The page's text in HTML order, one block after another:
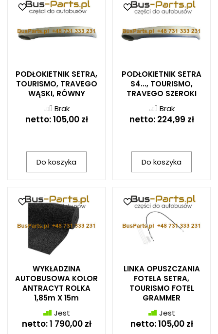
PODŁOKIETNIK SETRA,
TOURISMO, TRAVEGO
WĄSKI, RÓWNY
Brak
netto:105,00 zł
Do koszyka
PODŁOKIETNIK SETRA
S4..., TOURISMO,
TRAVEGO SZEROKI
Brak
netto: 224,99 zł
Do koszyka
WYKŁADZINA
AUTOBUSOWA KOLOR
ANTRACYT ROLKA
1,85m X 15m
Jest
netto:1 790,00 zł
LINKA OPUSZCZANIA
FOTELA SETRA,
TOURISMO FOTEL
GRAMMER
Jest
netto:105,00 zł